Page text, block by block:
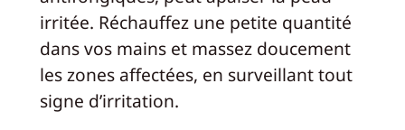
irritée. Réchauffez une petite quantité
dans vos mains et massez doucement
les zones affectées, en surveillant tout
signe d’irritation.